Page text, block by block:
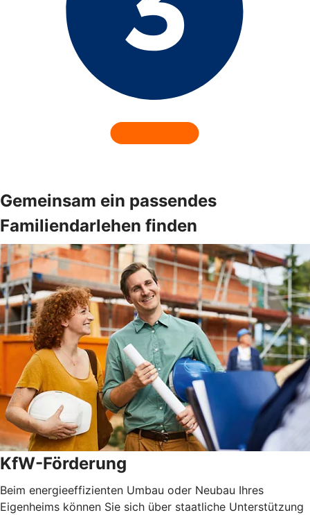
Gemeinsam ein passendes
Familiendarlehen finden
KfW-Förderung
Beim energieeffizienten Umbau oder Neubau Ihres
Eigenheims können Sie sich über staatliche Unterstützung